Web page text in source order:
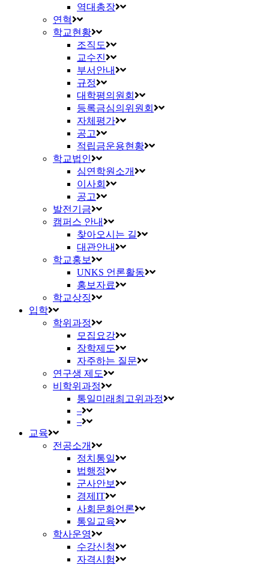
역대총장
연혁
학교현황
조직도
교수진
부서안내
규정
대학평의원회
등록금심의위원회
자체평가
공고
적립금운용현황
학교법인
심연학원소개
이사회
공고
발전기금
캠퍼스 안내
찾아오시는 길
대관안내
학교홍보
UNKS 언론활동
홍보자료
학교상징
입학
학위과정
모집요강
장학제도
자주하는 질문
연구생 제도
비학위과정
통일미래최고위과정
–
–
교육
전공소개
정치통일
법행정
군사안보
경제IT
사회문화언론
통일교육
학사운영
수강신청
자격시험